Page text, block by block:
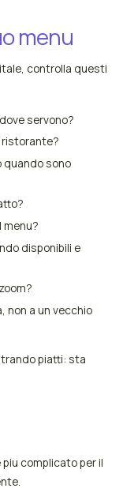
menu
controlla questi
servono?
quando sono
menu?
disponibili e
non a un vecchio
piatti: sta
complicato per il